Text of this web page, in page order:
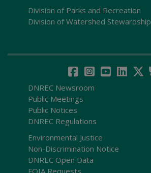
Division of Parks and Recreation
Division of Watershed Stewardship
DNREC Newsroom
Public Meetings
Public Notices
DNREC Regulations
Environmental Justice
Non-Discrimination Notice
DNREC Open Data
FOIA Requests